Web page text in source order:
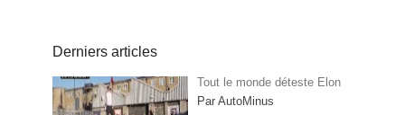
Derniers articles
Tout le monde déteste Elon
Par AutoMinus